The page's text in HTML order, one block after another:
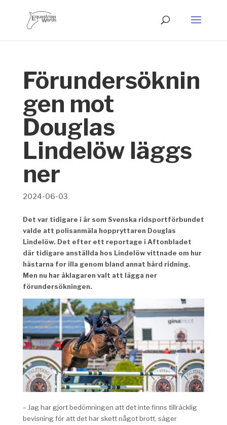
Förundersöknin
gen mot
Douglas
Lindelöw läggs
ner
2024-06-03
Det var tidigare i år som Svenska ridsportförbundet
valde att polisanmäla hoppryttaren Douglas
Lindelöw. Det efter ett reportage i Aftonbladet
där tidigare anställda hos Lindelöw vittnade om hur
hästarna for illa genom bland annat hård ridning.
Men nu har åklagaren valt att lägga ner
förundersökningen.
– Jag har gjort bedömningen att det inte finns tillräcklig
bevisning för att det har skett något brott, säger